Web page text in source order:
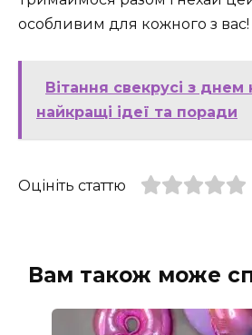
особливим для кожного з вас!
Вітання свекрусі з
найкращі ідеї та поради
Оцініть статтю
Вам також може